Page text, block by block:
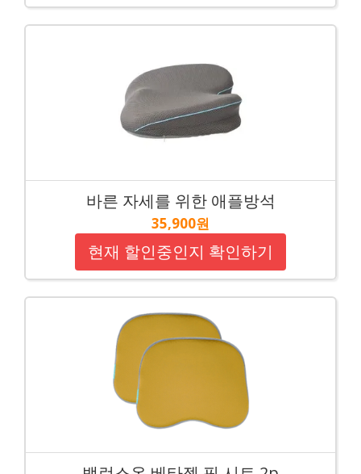
바른 자세를 위한 애플방석
35,900원
현재 할인중인지 확인하기